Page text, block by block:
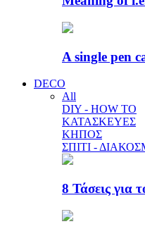
A single pen
DECO
All
DIY - HOW TO
ΚΑΤΑΣΚΕΥΕΣ
ΚΗΠΟΣ
ΣΠΙΤΙ -
8 Τάσεις για